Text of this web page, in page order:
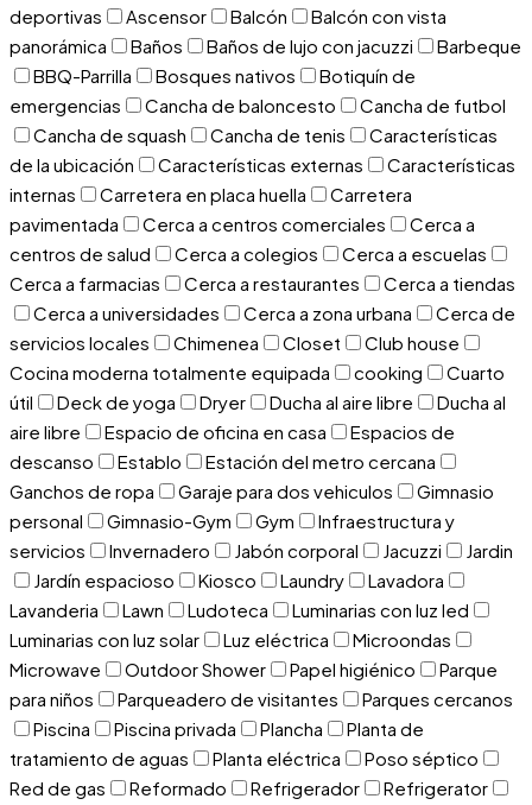
deportivas
Ascensor Balcón
Balcón con vista
panorámica
Baños Baños de lujo con jacuzzi
Barbeque
BBQ-Parrilla
Bosques nativos
Botiquín de
emergencias
Cancha de baloncesto
Cancha de futbol
Cancha de squash
Cancha de tenis
Características
de la ubicación
Características externas
Características
internas
Carretera en placa huella
Carretera
pavimentada
Cerca a centros comerciales
Cerca a
centros de salud
Cerca a colegios
Cerca a escuelas
Cerca a farmacias
Cerca a restaurantes
Cerca a tiendas
Cerca a universidades
Cerca a zona urbana
Cerca de
servicios locales
Chimenea Closet
Club house
Cocina moderna totalmente equipada
cooking
Cuarto
útil
Deck de yoga Dryer Ducha al aire libre
Ducha al
aire libre
Espacio de oficina en casa
Espacios de
descanso
Establo
Estación del metro cercana
Ganchos de ropa
Garaje para dos vehiculos
Gimnasio
personal
Gimnasio-Gym Gym
Infraestructura y
servicios
Invernadero Jabón corporal Jacuzzi
Jardin
Jardín espacioso
Kiosco Laundry
Lavadora
Lavanderia
Lawn Ludoteca
Luminarias con luz led
Luminarias con luz solar
Luz eléctrica
Microondas
Microwave
Outdoor Shower Papel higiénico
Parque
para niños
Parqueadero de visitantes
Parques cercanos
Piscina
Piscina privada Plancha
Planta de
tratamiento de aguas
Planta eléctrica
Poso séptico
Red de gas
Reformado Refrigerador
Refrigerator